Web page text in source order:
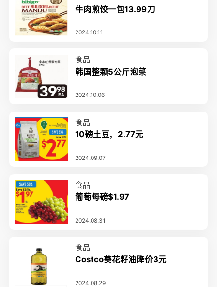
牛肉煎饺一包13.99刀
2024.10.11
食品
韩国整颗5公斤泡菜
2024.10.06
食品
10磅土豆，2.77元
2024.09.07
食品
葡萄每磅$1.97
2024.08.31
食品
Costco葵花籽油降价3元
2024.08.29